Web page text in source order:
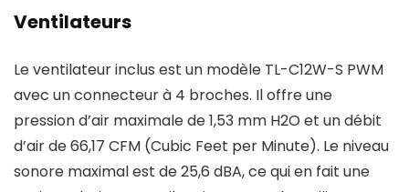
Ventilateurs
Le ventilateur inclus est un modèle TL-C12W-S PWM
avec un connecteur à 4 broches. Il offre une
pression d’air maximale de 1,53 mm H2O et un débit
d’air de 66,17 CFM (Cubic Feet per Minute). Le niveau
sonore maximal est de 25,6 dBA, ce qui en fait une